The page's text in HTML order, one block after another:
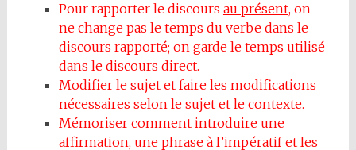
Pour rapporter le discours au présent, on
ne change pas le temps du verbe dans le
discours rapporté; on garde le temps utilisé
dans le discours direct.
Modifier le sujet et faire les modifications
nécessaires selon le sujet et le contexte.
Mémoriser comment introduire une
affirmation, une phrase à l’impératif et les